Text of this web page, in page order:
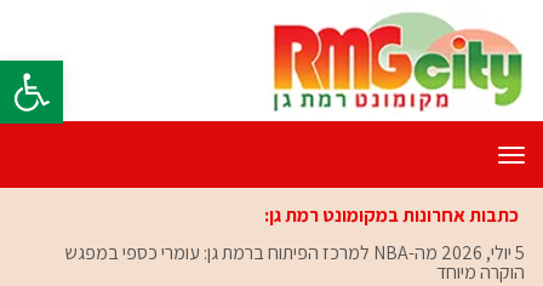
פתח
תפריט
כתבות אחרונות במקומונט רמת גן:
5 יולי, 2026
מה-NBA למרכז הפיתוח ברמת גן: עומרי כספי במפגש
הוקרה מיוחד